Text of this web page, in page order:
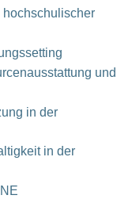
und
in der
in der